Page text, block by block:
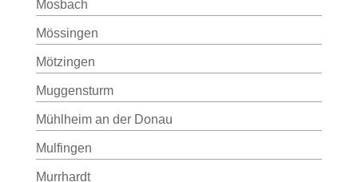
Mosbach
Mössingen
Mötzingen
Muggensturm
Mühlheim an der Donau
Mulfingen
Murrhardt